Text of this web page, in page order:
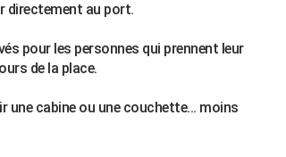
directement au port.
pour les personnes qui prennent leur
de la place.
une cabine ou une couchette... moins